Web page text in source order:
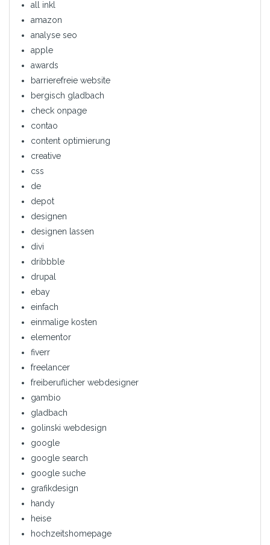
all inkl
amazon
analyse seo
apple
awards
barrierefreie website
bergisch gladbach
check onpage
contao
content optimierung
creative
css
de
depot
designen
designen lassen
divi
dribbble
drupal
ebay
einfach
einmalige kosten
elementor
fiverr
freelancer
freiberuflicher webdesigner
gambio
gladbach
golinski webdesign
google
google search
google suche
grafikdesign
handy
heise
hochzeitshomepage